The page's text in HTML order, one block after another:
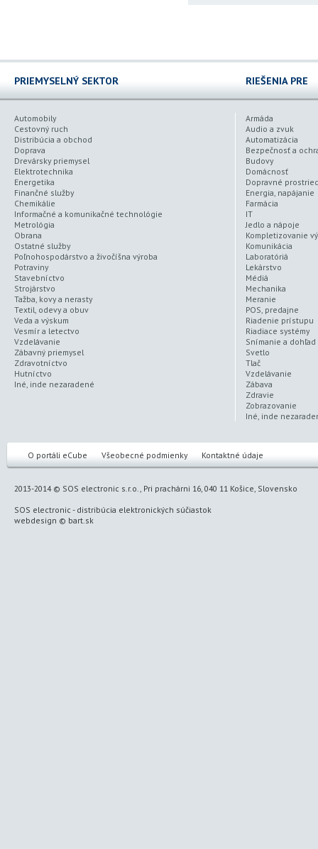
PRIEMYSELNÝ SEKTOR RIEŠENIA PRE
Automobily
Cestovný ruch
Distribúcia a obchod
Doprava
Drevársky priemysel
Elektrotechnika
Energetika
Finančné služby
Chemikálie
Informačné a komunikačné technológie
Metrológia
Obrana
Ostatné služby
Poľnohospodárstvo a živočíšna výroba
Potraviny
Stavebníctvo
Strojárstvo
Tažba, kovy a nerasty
Textil, odevy a obuv
Veda a výskum
Vesmír a letectvo
Vzdelávanie
Zábavný priemysel
Zdravotníctvo
Hutníctvo
Iné, inde nezaradené
Armáda
Audio a zvuk
Automatizácia
Bezpečnosť a
Budovy
Domácnosť
Dopravné
Energia, napájanie
Farmácia
IT
Jedlo a nápoje
Kompletizovanie
Komunikácia
Laboratóriá
Lekárstvo
Médiá
Mechanika
Meranie
POS, predajne
Riadenie prístupu
Riadiace systémy
Snímanie a dohľad
Svetlo
Tlač
Vzdelávanie
Zábava
Zdravie
Zobrazovanie
Iné, inde
O portáli eCube Všeobecné podmienky Kontaktné údaje
2013-2014 © SOS electronic s.r.o., Pri prachárni 16, 040 11 Košice, Slovensko
SOS electronic - distribúcia elektronických súčiastok
webdesign © bart.sk